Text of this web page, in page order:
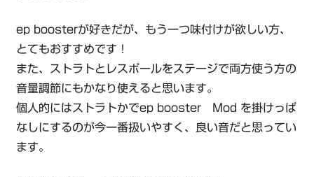
ep boosterが好きだが、もう一つ味付けが欲しい方、
とてもおすすめです！
また、ストラトとレスポールをステージで両方使う方の
音量調節にもかなり使えると思います。
個人的にはストラトかでep booster Mod を掛けっぱ
なしにするのが今一番扱いやすく、良い音だと思ってい
ます。